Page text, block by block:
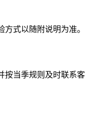
式以随附说明为准。
按当季规则及时联系客